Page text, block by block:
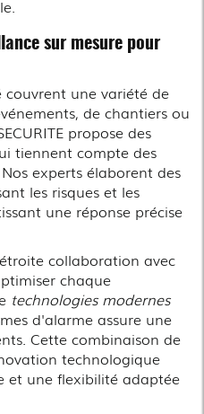
sur mesure pour
couvrent une variété de
de chantiers ou
propose des
tiennent compte des
experts élaborent des
les risques et les
une réponse précise
collaboration avec
chaque
technologies modernes
d'alarme assure une
Cette combinaison de
technologique
et une flexibilité adaptée